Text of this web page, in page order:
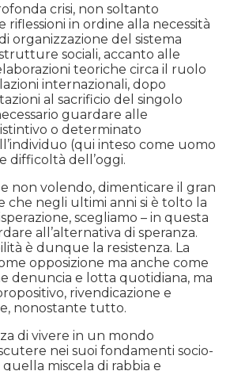
crisi, non soltanto
riflessioni in ordine alla necessità
organizzazione del sistema
sociali, accanto alle
teoriche circa il ruolo
internazionali, dopo
al sacrificio del singolo
guardare alle
o determinato
(qui inteso come uomo
difficoltà dell’oggi.
non volendo, dimenticare il gran
che negli ultimi anni si è tolto la
scegliamo – in questa
all’alternativa di speranza.
è dunque la resistenza. La
opposizione ma anche come
denuncia e lotta quotidiana, ma
rivendicazione e
nonostante tutto.
di vivere in un mondo
nei suoi fondamenti socio-
miscela di rabbia e